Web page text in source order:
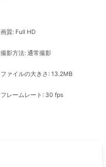
画質: Full HD
撮影方法: 通常撮影
ファイルの大きさ: 13.2MB
フレームレート: 30 fps